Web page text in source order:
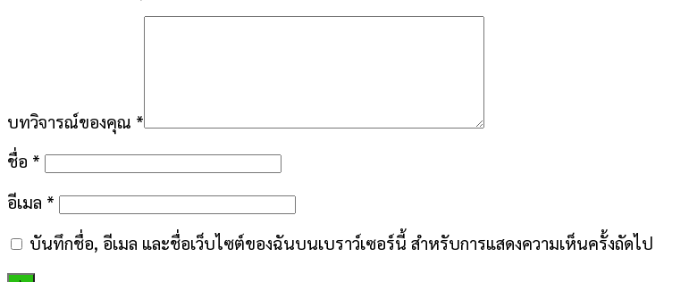
บทวิจารณ์ของคุณ *
ชื่อ *
อีเมล *
บันทึกชื่อ, อีเมล และชื่อเว็บไซต์ของฉันบนเบราว์เซอร์นี้ สำหรับการแสดงความเห็นครั้งถัดไป